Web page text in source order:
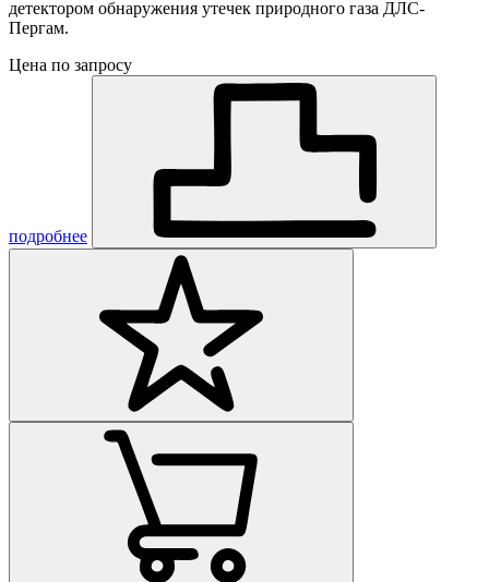
детектором обнаружения утечек природного газа ДЛС-
Пергам.
Цена по запросу
подробнее